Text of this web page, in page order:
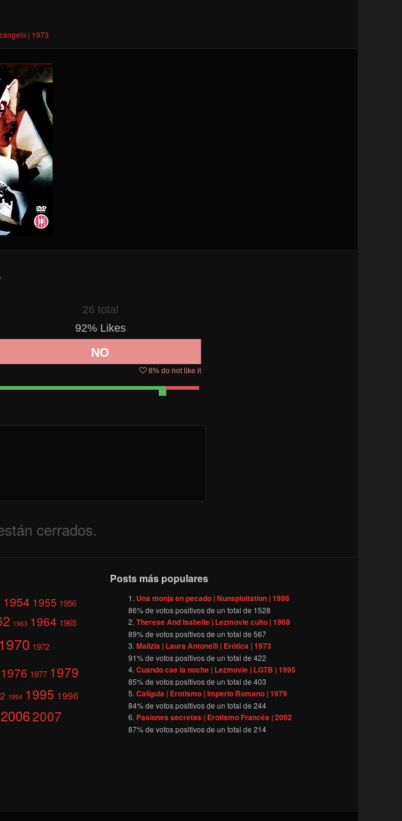
| 1973
26 total
92% Likes
NO
8% do not like it
cerrados.
1954 1955 1956
1963 1964 1965
1970 1972
1976 1977 1979
1994 1995 1996
20062007
Posts más populares
Una monja en pecado | Nunsploitation | 1986
86% de votos positivos de un total de 1528
Therese And Isabelle | Lezmovie culto | 1968
89% de votos positivos de un total de567
Malizia | Laura Antonelli | Erótica | 1973
91% de votos positivos de un total de422
Cuando cae la noche | Lezmovie | LGTB | 1995
85% de votos positivos de un total de403
Calígula | Erotismo | Imperio Romano | 1979
84% de votos positivos de un total de244
Pasiones secretas | Erotismo Francés | 2002
87% de votos positivos de un total de214